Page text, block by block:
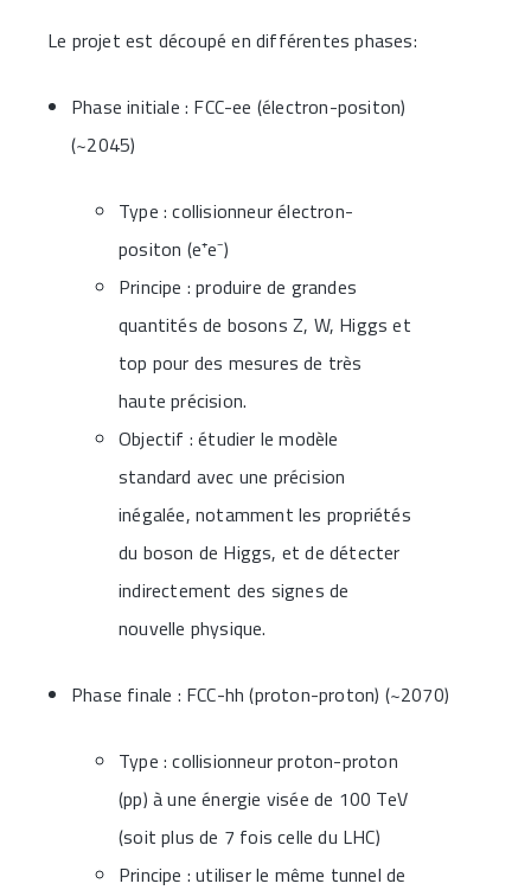
Le projet est découpé en différentes phases:
Phase initiale : FCC-ee (électron-positon)
(~2045)
Type : collisionneur électron-
positon (e⁺e⁻)
Principe : produire de grandes
quantités de bosons Z, W, Higgs et
top pour des mesures de très
haute précision.
Objectif : étudier le modèle
standard avec une précision
inégalée, notamment les propriétés
du boson de Higgs, et de détecter
indirectement des signes de
nouvelle physique.
Phase finale : FCC-hh (proton-proton) (~2070)
Type : collisionneur proton-proton
(pp) à une énergie visée de 100 TeV
(soit plus de 7 fois celle du LHC)
Principe : utiliser le même tunnel de